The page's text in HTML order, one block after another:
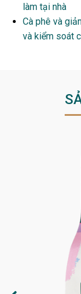
làm tại nhà
Cà phê và
và kiểm soát